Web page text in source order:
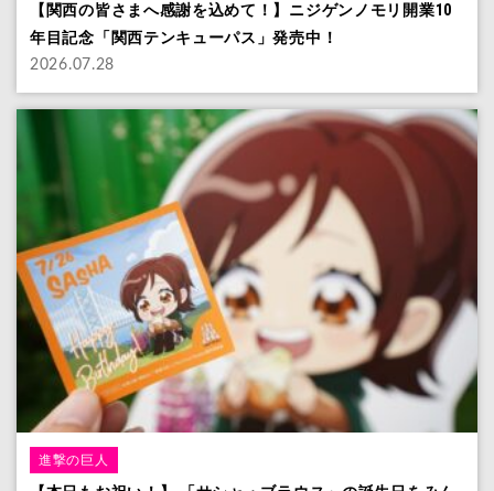
【関西の皆さまへ感謝を込めて！】ニジゲンノモリ開業10
年目記念「関西テンキューパス」発売中！
2026.07.28
進撃の巨人